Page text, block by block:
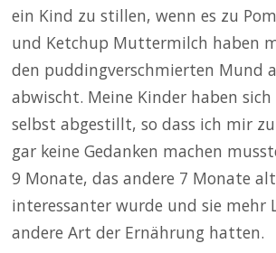
ein Kind zu stillen, wenn es zu
und Ketchup Muttermilch haben
den puddingverschmierten Mund
abwischt. Meine Kinder haben
selbst abgestillt, so dass ich mir
gar keine Gedanken machen
9 Monate, das andere 7 Monate
interessanter wurde und sie mehr
andere Art der Ernährung hatten.